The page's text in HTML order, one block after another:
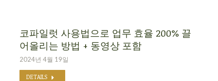
코파일럿 사용법으로 업무 효율 200% 끌
어올리는 방법 + 동영상 포함
2024년 4월 19일
DETAILS